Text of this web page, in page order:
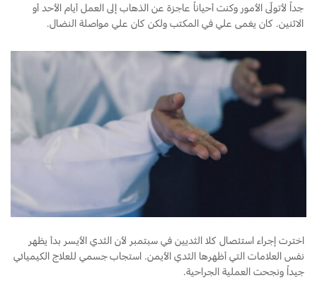
جداً لأتولّى الأمور وكنت أحياناً عاجزة عن الذهاب إلى العمل أيام الأحد أو
الاثنين. كان يغمى علي في المكتب ولكن كان علي مواصلة النضال.
اخترت إجراء استئصال كلا الثديين في سبتمبر لأن الثدي الأيسر بدأ يظهر
نفس العلامات التي أظهرها الثدي الأيمن. استجاب جسمي للعلاج الكيميائي
جيداً ونجحت العملية الجراحية.